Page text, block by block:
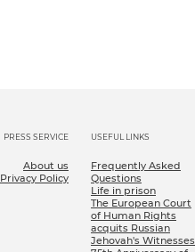
PRESS SERVICE
About us
Privacy Policy
USEFUL LINKS
Frequently Asked
Questions
Life in prison
The European Court
of Human Rights
acquits Russian
Jehovah's Witnesses